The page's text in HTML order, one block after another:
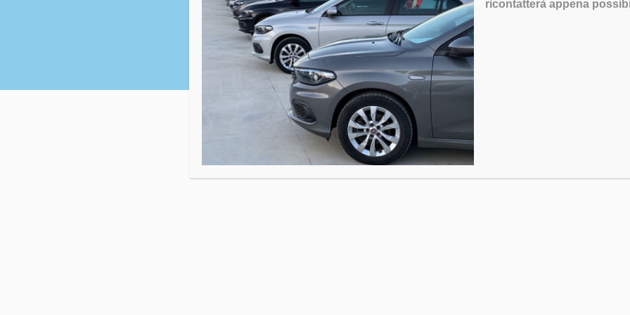
© 2024 Auto Salierno srl – Tutti i diritti riservati – Powered by
PI: 08911020728 – SDI: SUBM70N
ricontatterà appena